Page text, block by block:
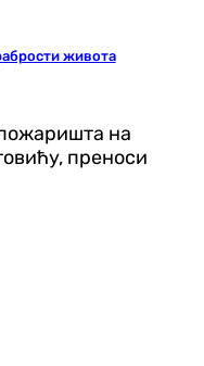
живота
на
преноси